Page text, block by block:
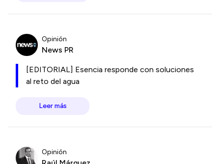
Opinión
News PR
[EDITORIAL] Esencia responde con soluciones
al reto del agua
Leer más
Opinión